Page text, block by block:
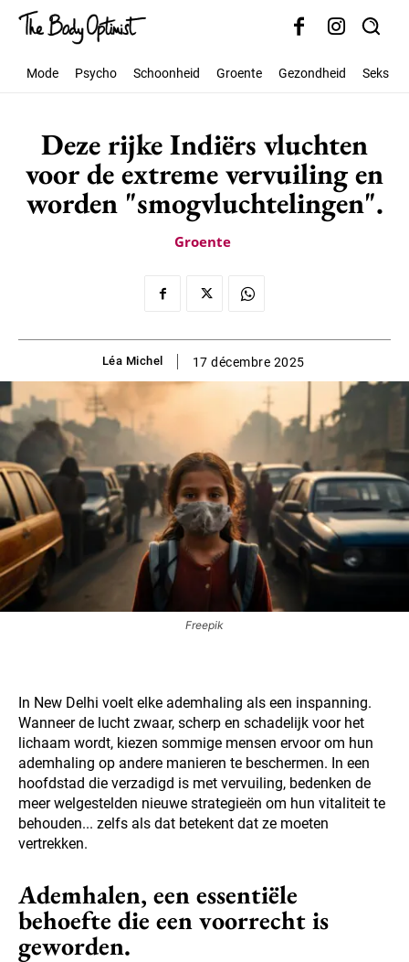
Mode Psycho Schoonheid Groente Gezondheid Seks
Deze rijke Indiërs vluchten
voor de extreme vervuiling en
worden "smogvluchtelingen".
Groente
Léa Michel 17 décembre 2025
Freepik
In New Delhi voelt elke ademhaling als een inspanning.
Wanneer de lucht zwaar, scherp en schadelijk voor het
lichaam wordt, kiezen sommige mensen ervoor om hun
ademhaling op andere manieren te beschermen. In een
hoofdstad die verzadigd is met vervuiling, bedenken de
meer welgestelden nieuwe strategieën om hun vitaliteit te
behouden... zelfs als dat betekent dat ze moeten
vertrekken.
Ademhalen, een essentiële
behoefte die een voorrecht is
geworden.